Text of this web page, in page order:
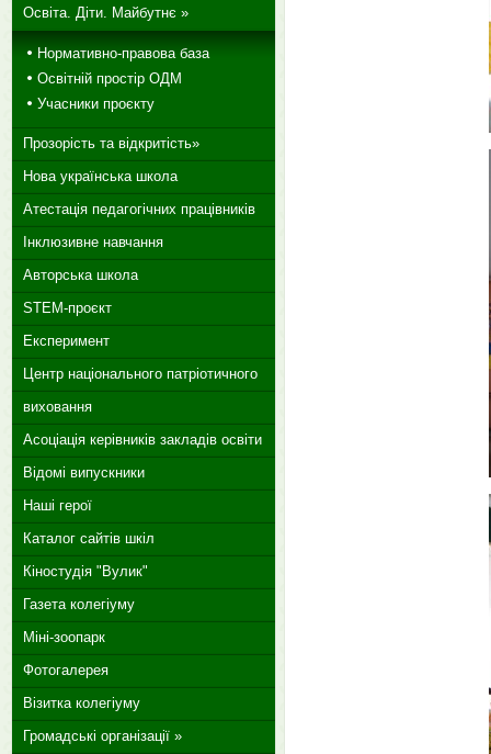
Освіта. Діти. Майбутнє »
Нормативно-правова база
Освітній простір ОДМ
Учасники проєкту
Прозорість та відкритість»
Нова українська школа
Атестація педагогічних працівників
Інклюзивне навчання
Авторська школа
STEM-проєкт
Експеримент
Центр національного патріотичного
виховання
Асоціація керівників закладів освіти
Відомі випускники
Наші герої
Каталог сайтів шкіл
Кіностудія "Вулик"
Газета колегіуму
Міні-зоопарк
Фотогалерея
Візитка колегіуму
Громадські організації »